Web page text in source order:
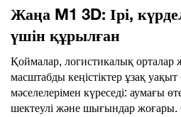
Жаңа M1 3D: Ірі,
үшін құрылған
Қоймалар, логистикалық орталар
масштабды кеңістіктер ұзақ
мәселелерімен күреседі: аумағы
шектеулі және шығындар